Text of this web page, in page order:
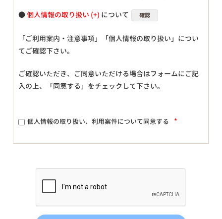
●個人情報の取り扱い について 確認
「ご利用案内・注意事項」「個人情報の取り扱い」につい
てご確認下さい。
ご確認いただき、ご同意いただける場合はフォームにご記
入の上、「同意する」をチェックして下さい。
個人情報の取り扱い、利用案件について同意する *